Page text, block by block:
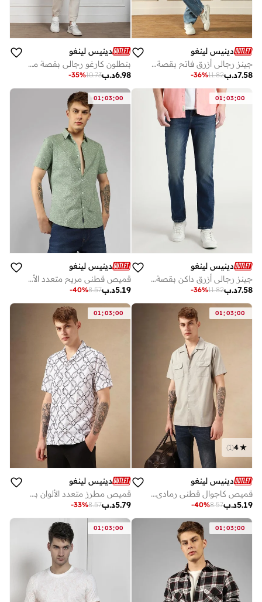
دينيس لينغو
جينز رجالي أزرق فاتح بقصة مريحة - راحة كاجوال
د.ب7.58
11.82
-36%
دينيس لينغو
بنطلون كارغو رجالي بقصة مريحة باللون الكريمي - أنيق وعملي
د.ب6.98
10.73
-35%
01:03:00
دينيس لينغو
جينز رجالي أزرق داكن بقصة مستقيمة من تويل
د.ب7.58
11.82
-36%
01:03:00
دينيس لينغو
قميص قطني مريح متعدد الألوان
د.ب5.19
8.57
-40%
01:03:00
4
(
1
)
دينيس لينغو
قميص كاجوال قطني رمادي بقصة مريحة
د.ب5.19
8.57
-40%
01:03:00
دينيس لينغو
قميص مطرز متعدد الألوان بقصة مريحة - أنيق وفريد
د.ب5.79
8.57
-33%
01:03:00
01:03:00